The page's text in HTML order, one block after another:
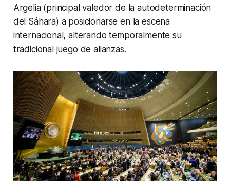
Argelia (principal valedor de la autodeterminación
del Sáhara) a posicionarse en la escena
internacional, alterando temporalmente su
tradicional juego de alianzas.